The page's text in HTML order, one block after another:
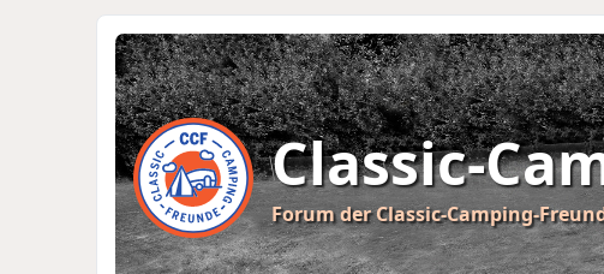
Classic-
Forum der Classic-Camping-